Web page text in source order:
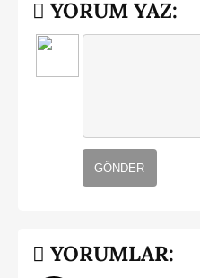
YORUM YAZ:
GÖNDER
YORUMLAR: